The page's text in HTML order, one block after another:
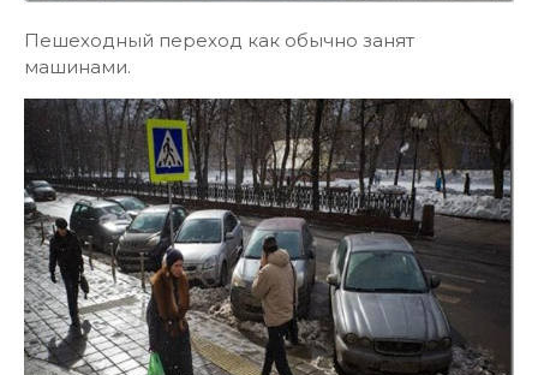
Пешеходный переход как обычно занят
машинами.